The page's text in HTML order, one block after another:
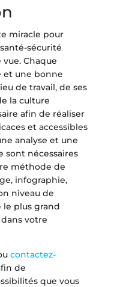
miracle pour
sécurité
Chaque
et une bonne
de travail, de ses
la culture
afin de réaliser
et accessibles
analyse et une
sont nécessaires
méthode de
infographie,
niveau de
plus grand
votre
contactez-
de
que vous